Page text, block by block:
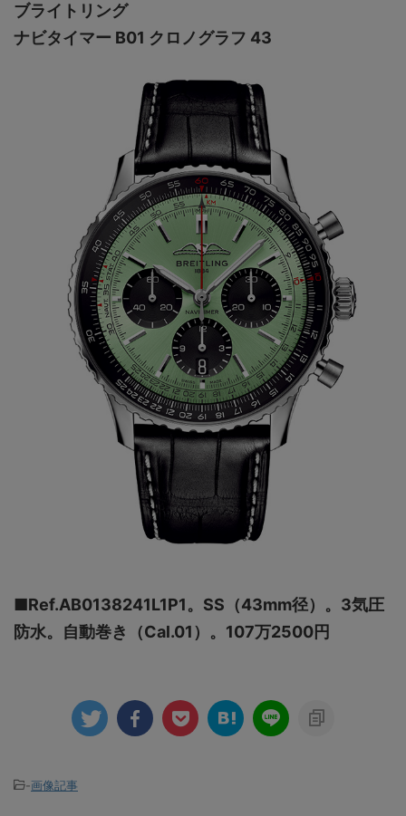
ブライトリング
ナビタイマー B01 クロノグラフ 43
■Ref.AB0138241L1P1。SS（43mm径）。3気圧
防水。自動巻き（Cal.01）。107万2500円
-画像記事